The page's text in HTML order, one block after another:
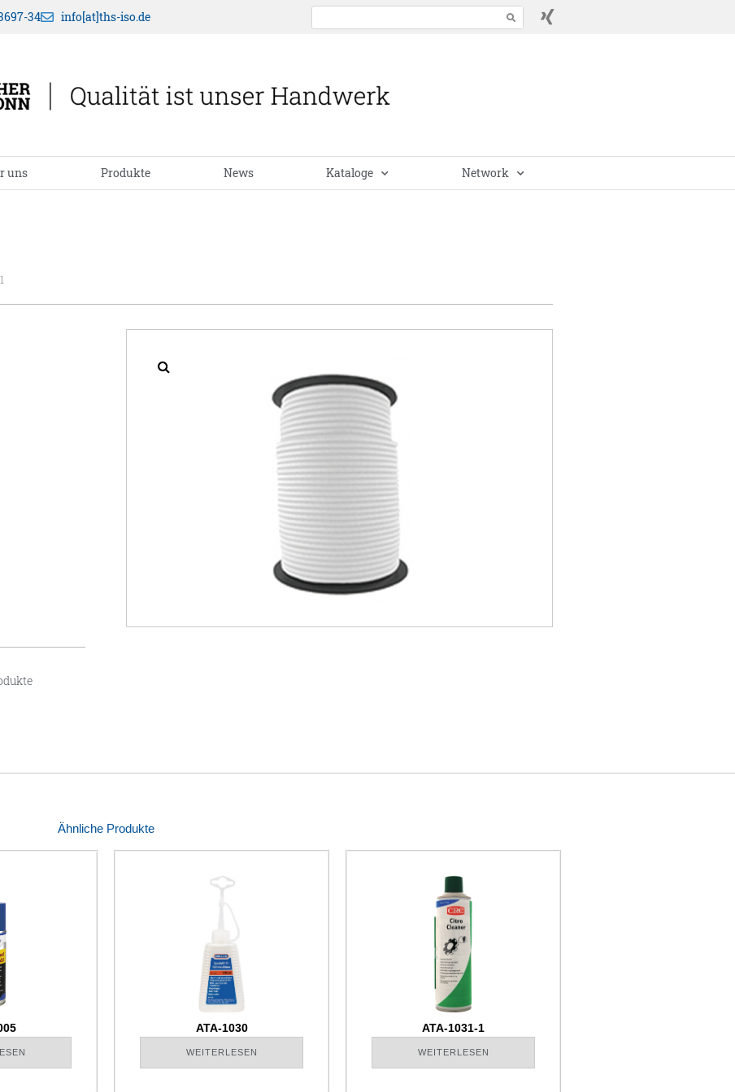
34 info[at]ths-iso.de
uns Produkte News Kataloge Network
Ähnliche Produkte
ATA-1030
WEITERLESEN
ATA-1031-1
WEITERLESEN